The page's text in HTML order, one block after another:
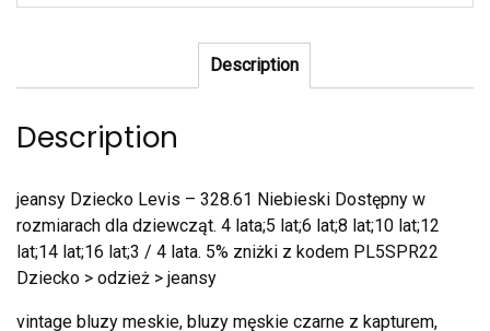
Description
Description
jeansy Dziecko Levis – 328.61 Niebieski Dostępny w
rozmiarach dla dziewcząt. 4 lata;5 lat;6 lat;8 lat;10 lat;12
lat;14 lat;16 lat;3 / 4 lata. 5% zniżki z kodem PL5SPR22
Dziecko > odzież > jeansy
vintage bluzy meskie, bluzy męskie czarne z kapturem,